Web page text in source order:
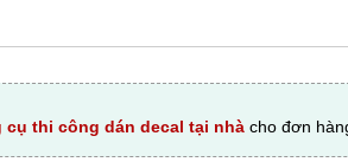
cụ thi công dán decal tại nhà cho đơn